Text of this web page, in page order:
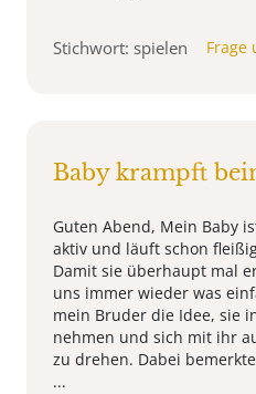
Stichwort: spielen Frage
Baby krampft
Guten Abend, Mein Baby
aktiv und läuft schon
Damit sie überhaupt mal
uns immer wieder was
mein Bruder die Idee, sie
nehmen und sich mit ihr
zu drehen. Dabei
...